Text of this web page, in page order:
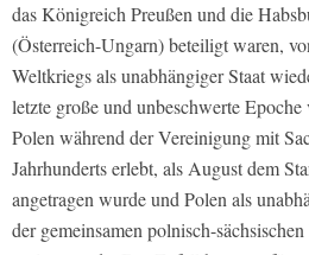
das Königreich Preußen und die
(Österreich-Ungarn) beteiligt waren,
Weltkriegs als unabhängiger Staat
letzte große und unbeschwerte
Polen während der Vereinigung mit
Jahrhunderts erlebt, als August dem
angetragen wurde und Polen als
der gemeinsamen polnisch-